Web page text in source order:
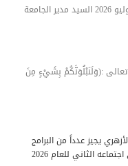
استقبل ظهر اليوم الثلاثاء 21 يوليو 2026 السيد مدير الجامعة
تعالى :(وَلَنَبْلُوَنَّكُمْ بِشَيْءٍ مِنَ
يجيز عدداً من البرامج
الثاني للعام 2026